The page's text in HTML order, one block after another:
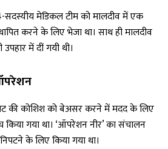
सदस्यीय मेडिकल टीम को मालदीव में एक
करने के लिए भेजा था। साथ ही मालदीव
में दीं गयी थी।
की कोशिश को बेअसर करने में मदद के लिए
गया था। ‘ऑपरेशन नीर’ का संचालन
के लिए किया गया था।